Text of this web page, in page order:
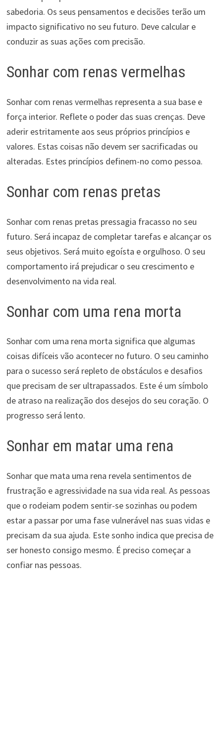
sabedoria. Os seus pensamentos e decisões terão um
impacto significativo no seu futuro. Deve calcular e
conduzir as suas ações com precisão.
Sonhar com renas vermelhas
Sonhar com renas vermelhas representa a sua base e
força interior. Reflete o poder das suas crenças. Deve
aderir estritamente aos seus próprios princípios e
valores. Estas coisas não devem ser sacrificadas ou
alteradas. Estes princípios definem-no como pessoa.
Sonhar com renas pretas
Sonhar com renas pretas pressagia fracasso no seu
futuro. Será incapaz de completar tarefas e alcançar os
seus objetivos. Será muito egoísta e orgulhoso. O seu
comportamento irá prejudicar o seu crescimento e
desenvolvimento na vida real.
Sonhar com uma rena morta
Sonhar com uma rena morta significa que algumas
coisas difíceis vão acontecer no futuro. O seu caminho
para o sucesso será repleto de obstáculos e desafios
que precisam de ser ultrapassados. Este é um símbolo
de atraso na realização dos desejos do seu coração. O
progresso será lento.
Sonhar em matar uma rena
Sonhar que mata uma rena revela sentimentos de
frustração e agressividade na sua vida real. As pessoas
que o rodeiam podem sentir-se sozinhas ou podem
estar a passar por uma fase vulnerável nas suas vidas e
precisam da sua ajuda. Este sonho indica que precisa de
ser honesto consigo mesmo. É preciso começar a
confiar nas pessoas.